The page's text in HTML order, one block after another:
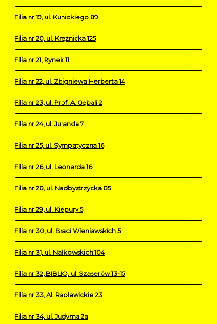
Filia nr 19, ul. Kunickiego 89
Filia nr 20, ul. Krężnicka 125
Filia nr 21, Rynek 11
Filia nr 22, ul. Zbigniewa Herberta 14
Filia nr 23, ul. Prof. A. Gębali 2
Filia nr 24, ul. Juranda 7
Filia nr 25, ul. Sympatyczna 16
Filia nr 26, ul. Leonarda 16
Filia nr 28, ul. Nadbystrzycka 85
Filia nr 29, ul. Kiepury 5
Filia nr 30, ul. Braci Wieniawskich 5
Filia nr 31, ul. Nałkowskich 104
Filia nr 32, BIBLIO, ul. Szaserów 13-15
Filia nr 33, Al. Racławickie 23
Filia nr 34, ul. Judyma 2a